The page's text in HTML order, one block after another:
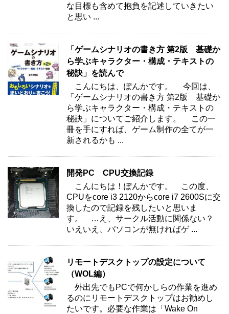
な目標も含めて抱負を記述していきたい
と思い ...
「ゲームシナリオの書き方 第2版 基礎か
ら学ぶキャラクター・構成・テキストの
秘訣」を読んで
こんにちは、ぽんかです。 今回は、
「ゲームシナリオの書き方 第2版 基礎か
ら学ぶキャラクター・構成・テキストの
秘訣」についてご紹介します。 この一
冊を手にすれば、ゲーム制作の全てが一
新されるかも ...
開発PC CPU交換記録
こんにちは！ぽんかです。 この度、
CPUをcore i3 2120からcore i7 2600Sに交
換したので記録を残したいと思いま
す。 …え、サークル活動に関係ない？
いえいえ、パソコンが無ければゲ ...
リモートデスクトップの設定について
（WOL編）
外出先でもPCで何かしらの作業を進め
るのにリモートデスクトップはお勧めし
たいです。必要な作業は「Wake On